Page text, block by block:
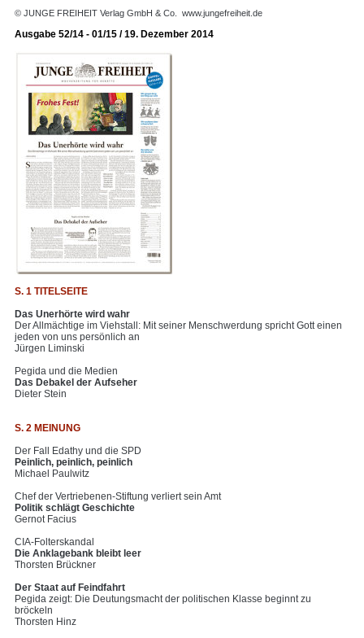
© JUNGE FREIHEIT Verlag GmbH & Co. www.jungefreiheit.de
Ausgabe 52/14 - 01/15 / 19. Dezember 2014
S. 1 TITELSEITE
Das Unerhörte wird wahr
Der Allmächtige im Viehstall: Mit seiner Menschwerdung spricht Gott einen
jeden von uns persönlich an
Jürgen Liminski
Pegida und die Medien
Das Debakel der Aufseher
Dieter Stein
S. 2 MEINUNG
Der Fall Edathy und die SPD
Peinlich, peinlich, peinlich
Michael Paulwitz
Chef der Vertriebenen-Stiftung verliert sein Amt
Politik schlägt Geschichte
Gernot Facius
CIA-Folterskandal
Die Anklagebank bleibt leer
Thorsten Brückner
Der Staat auf Feindfahrt
Pegida zeigt: Die Deutungsmacht der politischen Klasse beginnt zu
bröckeln
Thorsten Hinz